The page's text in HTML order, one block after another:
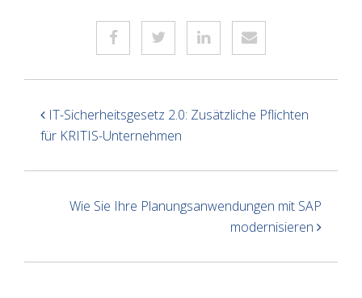
IT-Sicherheitsgesetz 2.0: Zusätzliche Pflichten
für KRITIS-Unternehmen
Wie Sie Ihre Planungsanwendungen mit SAP
modernisieren